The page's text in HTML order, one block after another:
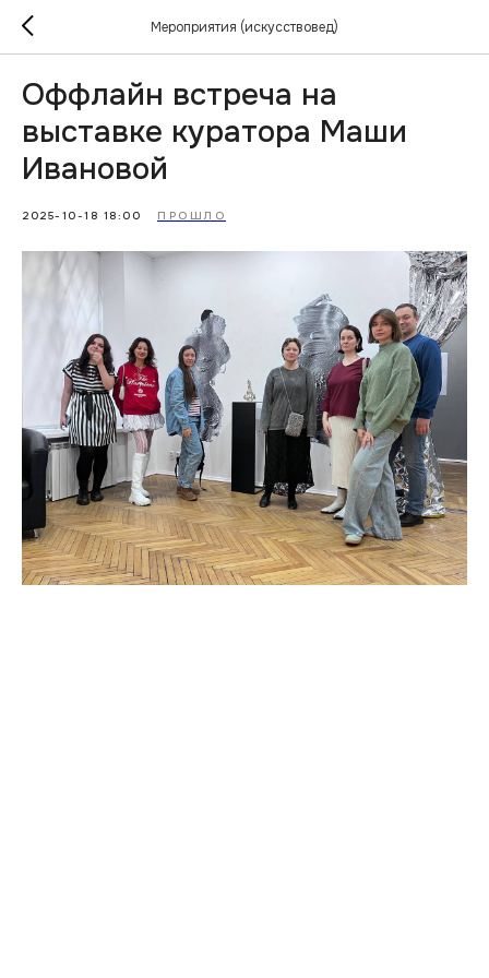
Мероприятия (искусствовед)
Оффлайн встреча на
выставке куратора Маши
Ивановой
2025-10-18 18:00 ПРОШЛО